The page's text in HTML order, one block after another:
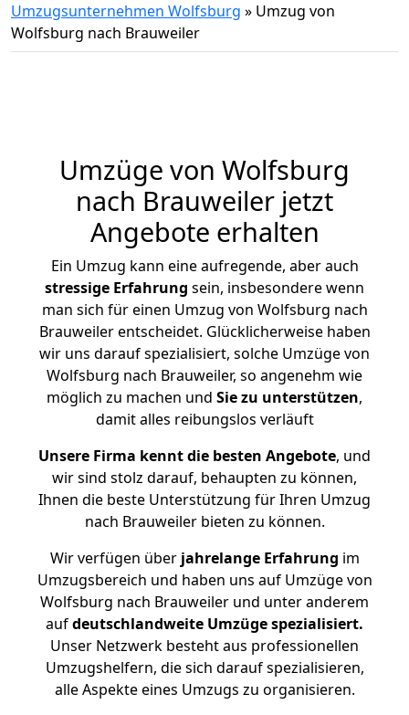
Umzugsunternehmen Wolfsburg » Umzug von
Wolfsburg nach Brauweiler
Umzüge von Wolfsburg
nach Brauweiler jetzt
Angebote erhalten
Ein Umzug kann eine aufregende, aber auch
stressige Erfahrung sein, insbesondere wenn
man sich für einen Umzug von Wolfsburg nach
Brauweiler entscheidet. Glücklicherweise haben
wir uns darauf spezialisiert, solche Umzüge von
Wolfsburg nach Brauweiler, so angenehm wie
möglich zu machen und Sie zu unterstützen,
damit alles reibungslos verläuft
Unsere Firma kennt die besten Angebote, und
wir sind stolz darauf, behaupten zu können,
Ihnen die beste Unterstützung für Ihren Umzug
nach Brauweiler bieten zu können.
Wir verfügen überjahrelange Erfahrung im
Umzugsbereich und haben uns auf Umzüge von
Wolfsburg nach Brauweiler und unter anderem
aufdeutschlandweite Umzüge spezialisiert.
Unser Netzwerk besteht aus professionellen
Umzugshelfern, die sich darauf spezialisieren,
alle Aspekte eines Umzugs zu organisieren.